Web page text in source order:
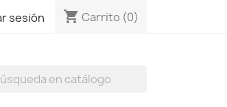
sesión shopping_cart Carrito (0)